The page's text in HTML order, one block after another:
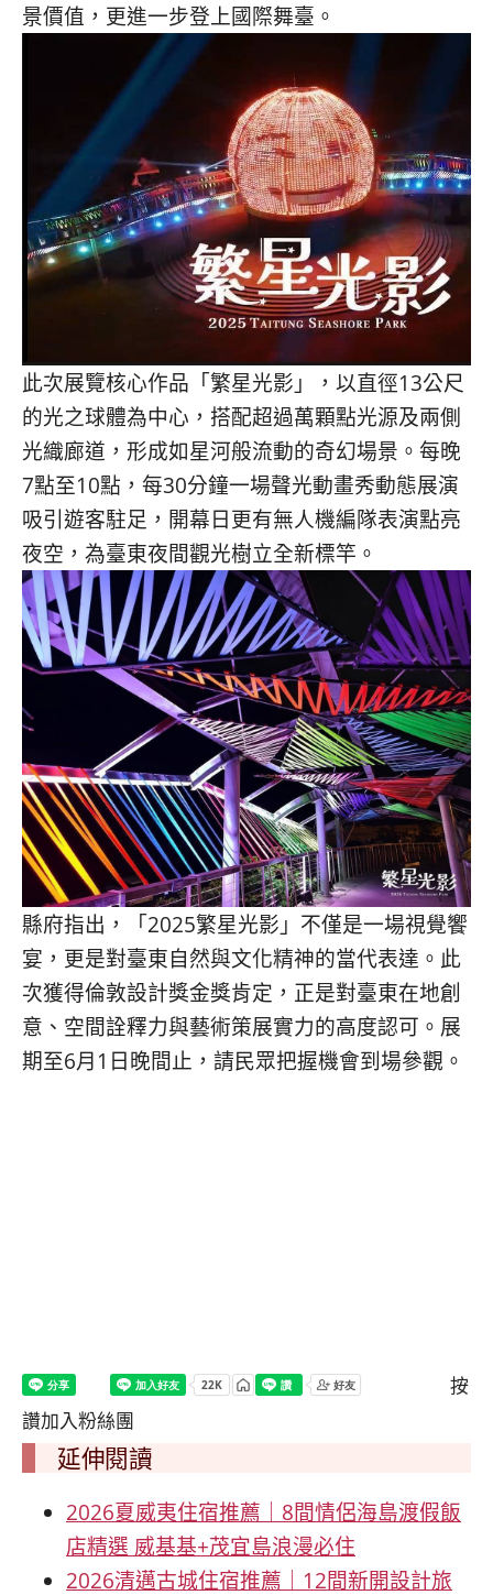
景價值，更進一步登上國際舞臺。
此次展覽核心作品「繁星光影」， 以直徑13公尺
的光之球體為中心， 搭配超過萬顆點光源及兩側
光織廊道， 形成如星河般流動的奇幻場景。每晚
7點至10點， 每30分鐘一場聲光動畫秀動態展演
吸引遊客駐足， 開幕日更有無人機編隊表演點亮
夜空， 為臺東夜間觀光樹立全新標竿。
縣府指出，「2025繁星光影」不僅是一場視覺饗
宴， 更是對臺東自然與文化精神的當代表達。 此
次獲得倫敦設計獎金獎肯定，正是對臺東在地創
意、 空間詮釋力與藝術策展實力的高度認可。展
期至6月1日晚間止， 請民眾把握機會到場參觀。
按
讚加入粉絲團
延伸閱讀
2026夏威夷住宿推薦｜8間情侶海島渡假飯
店精選 威基基+茂宜島浪漫必住
2026清邁古城住宿推薦｜12間新開設計旅